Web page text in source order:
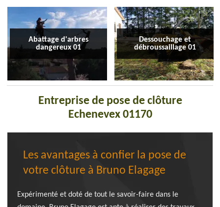
Abattage d'arbres
dangereux 01
Dessouchage et
débroussaillage 01
Entreprise de pose de clôture
Echenevex 01170
Les avantages à confier la pose de
votre clôture à Bruno Elagage
Expérimenté et doté de tout le savoir-faire dans le